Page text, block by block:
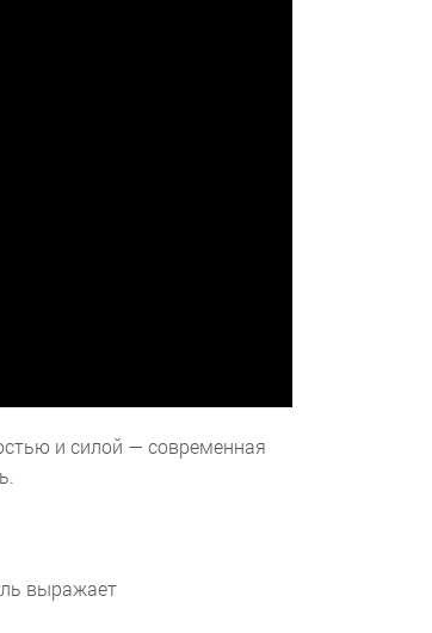
и силой — современная
выражает